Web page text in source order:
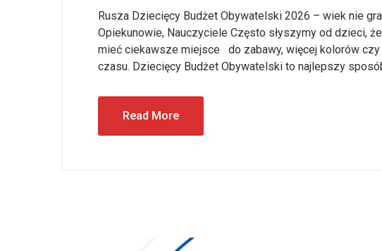
Rusza Dziecięcy Budżet Obywatelski 2026 – wiek nie
Opiekunowie, Nauczyciele Często słyszymy od dzieci,
mieć ciekawsze miejsce do zabawy, więcej kolorów czy
czasu. Dziecięcy Budżet Obywatelski to najlepszy
Read More